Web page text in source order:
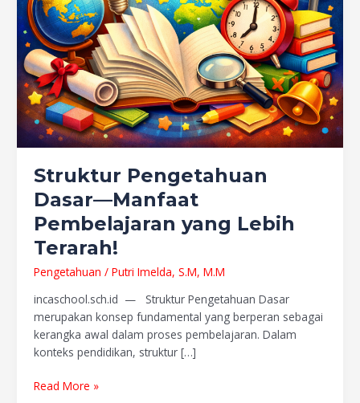
Struktur Pengetahuan
Dasar—Manfaat
Pembelajaran yang Lebih
Terarah!
Pengetahuan / Putri Imelda, S.M, M.M
incaschool.sch.id — Struktur Pengetahuan Dasar
merupakan konsep fundamental yang berperan sebagai
kerangka awal dalam proses pembelajaran. Dalam
konteks pendidikan, struktur […]
Read More »